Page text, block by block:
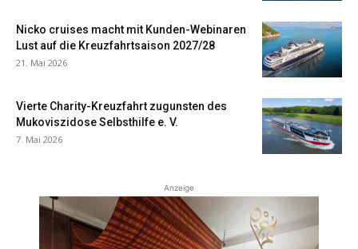
Nicko cruises macht mit Kunden-Webinaren
Lust auf die Kreuzfahrtsaison 2027/28
21. Mai 2026
Vierte Charity-Kreuzfahrt zugunsten des
Mukoviszidose Selbsthilfe e. V.
7. Mai 2026
Anzeige